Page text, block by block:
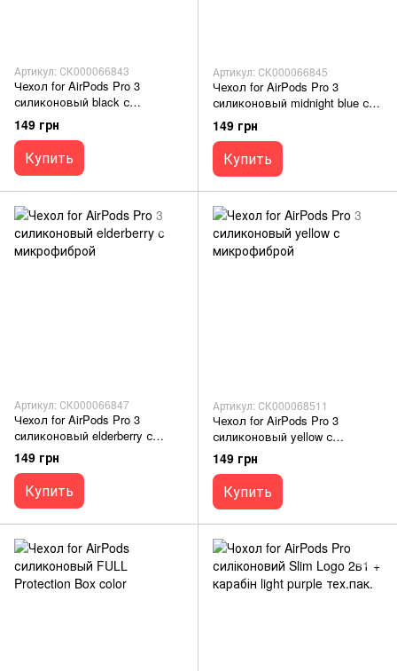
Артикул: СК000066843
Чехол for AirPods Pro 3
силиконовый black с
микрофиброй
149 грн
Купить
Артикул: СК000066845
Чехол for AirPods Pro 3
силиконовый midnight blue с
микрофиброй
149 грн
Купить
Артикул: СК000066847
Чехол for AirPods Pro 3
силиконовый elderberry с
микрофиброй
149 грн
Купить
Артикул: СК000068511
Чехол for AirPods Pro 3
силиконовый yellow с
микрофиброй
149 грн
Купить